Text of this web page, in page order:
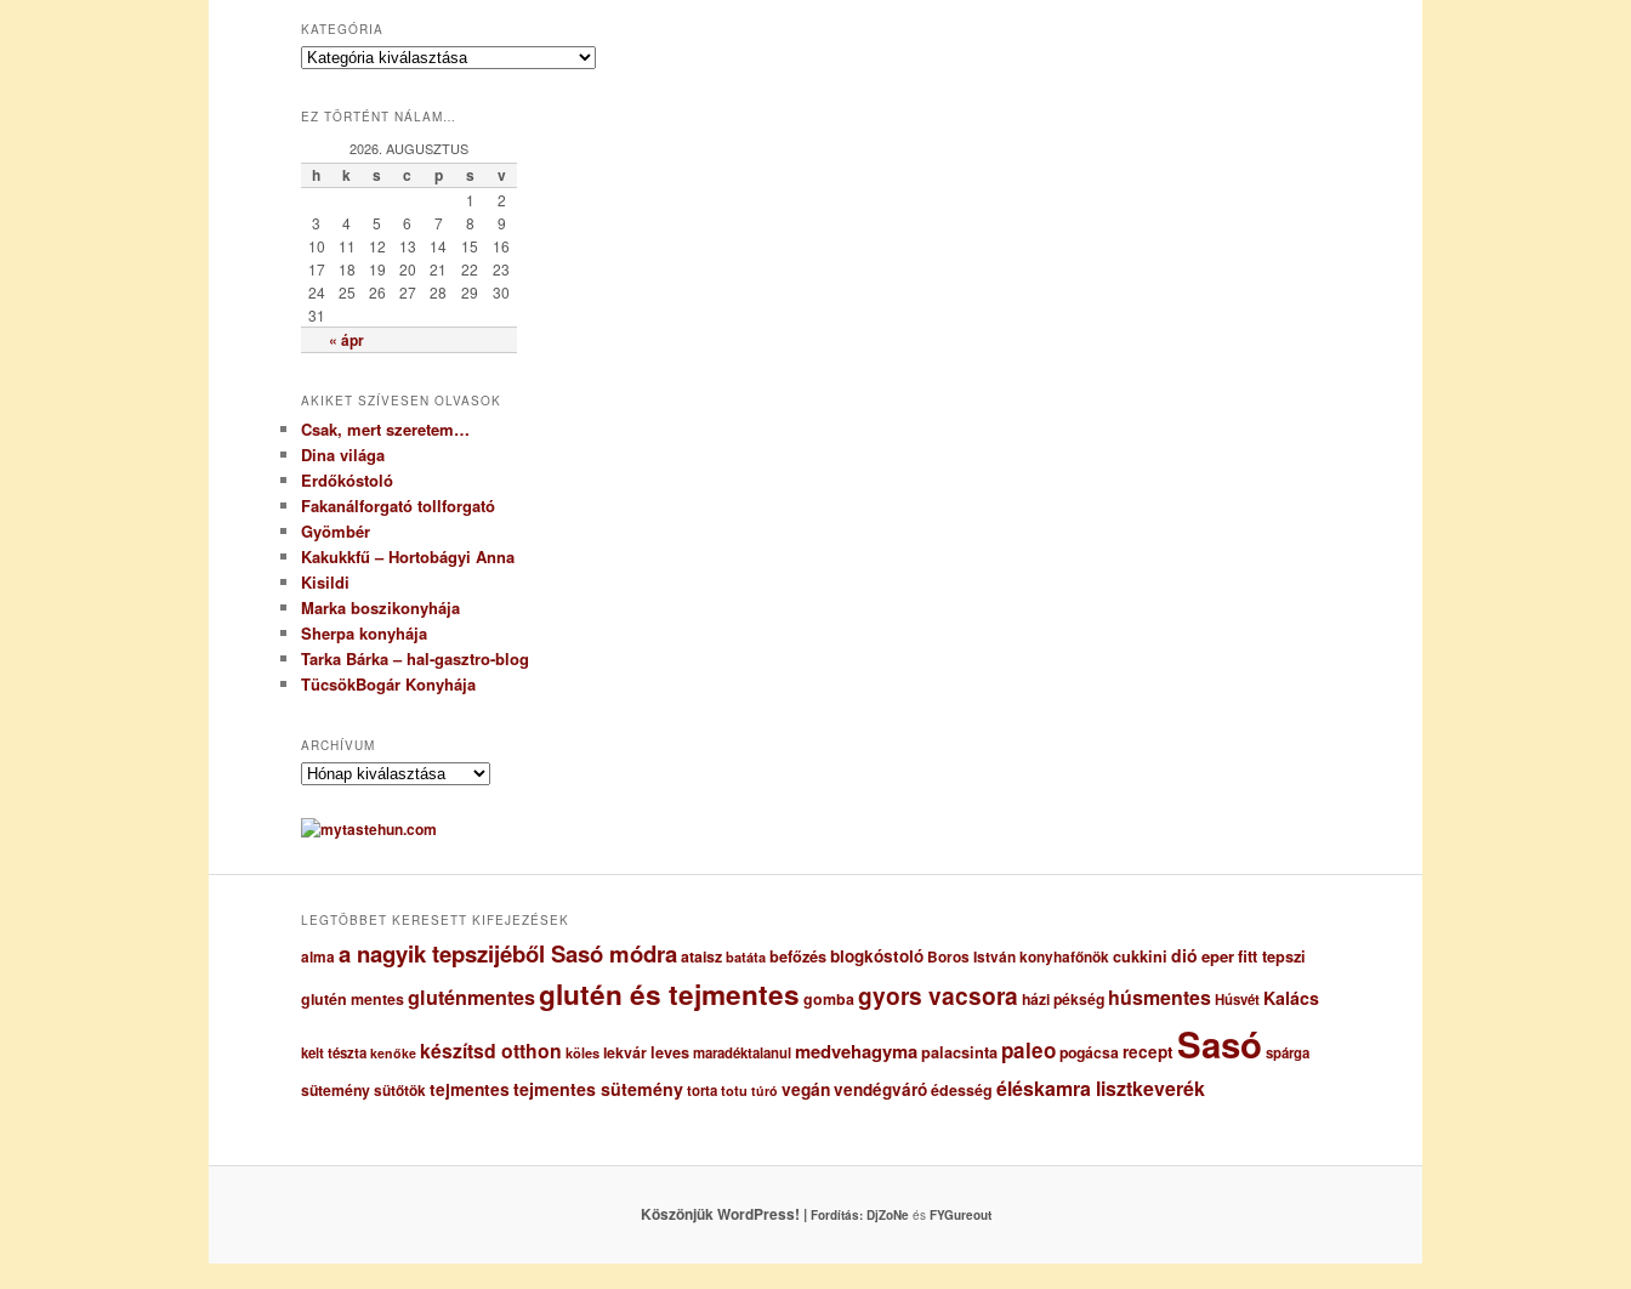
KATEGÓRIA
K
e
r
EZ TÖRTÉNT NÁLAM…
2026. AUGUSZTUS
h k s c p s v
« ápr
1
2
3
4 5 6 7 8
9
10
11 12 13 14 15
16
17
18 19 20 21 22
23
24
25 26 27 28 29
30
31
AKIKET SZÍVESEN OLVASOK
Csak, mert szeretem…
Dina világa
Erdőkóstoló
Fakanálforgató tollforgató
Gyömbér
Kakukkfű – Hortobágyi Anna
Kisildi
Marka boszikonyhája
Sherpa konyhája
Tarka Bárka – hal-gasztro-blog
TücsökBogár Konyhája
ARCHÍVUM
A
c
h
uLEGTÖBBET KERESETT KIFEJEZÉSEK
almaa nagyik tepszijéből Sasó módraataisz batáta befőzésblogkóstoló Boros István konyhafőnökcukkini dió eperfitt tepszi
glutén mentesgluténmentesglutén és tejmentes gombagyors vacsora házi pékség húsmentesHúsvét Kalács
kelt tészta kenőke készítsd otthon köles lekvárlevesmaradéktalanulmedvehagymapalacsinta paleopogácsarecept Sasó spárga
süteménysütőtöktejmentestejmentes süteménytorta totu túró vegánvendégváróédesség éléskamra lisztkeverék
Köszönjük WordPress! | Fordítás: DjZoNeés FYGureout